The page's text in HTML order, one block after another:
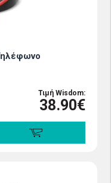
Τιμή Wisdom:
38.90€